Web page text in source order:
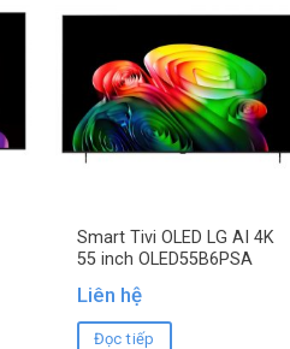
Smart Tivi OLED LG AI 4K
55 inch OLED55B6PSA
Liên hệ
Đọc tiếp